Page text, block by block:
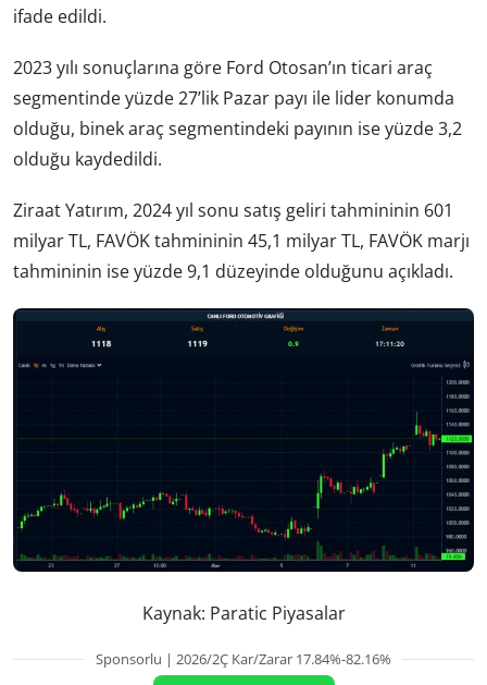
ifade edildi.
2023 yılı sonuçlarına göre Ford Otosan’ın ticari araç
segmentinde yüzde 27’lik Pazar payı ile lider konumda
olduğu, binek araç segmentindeki payının ise yüzde 3,2
olduğu kaydedildi.
Ziraat Yatırım, 2024 yıl sonu satış geliri tahmininin 601
milyar TL, FAVÖK tahmininin 45,1 milyar TL, FAVÖK marjı
tahmininin ise yüzde 9,1 düzeyinde olduğunu açıkladı.
Kaynak: Paratic Piyasalar
Sponsorlu | 2026/2Ç Kar/Zarar 17.84%-82.16%